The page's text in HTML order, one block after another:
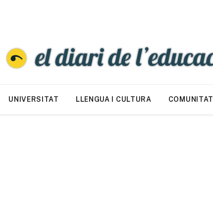
UNIVERSITAT LLENGUA I CULTURA COMUNITAT